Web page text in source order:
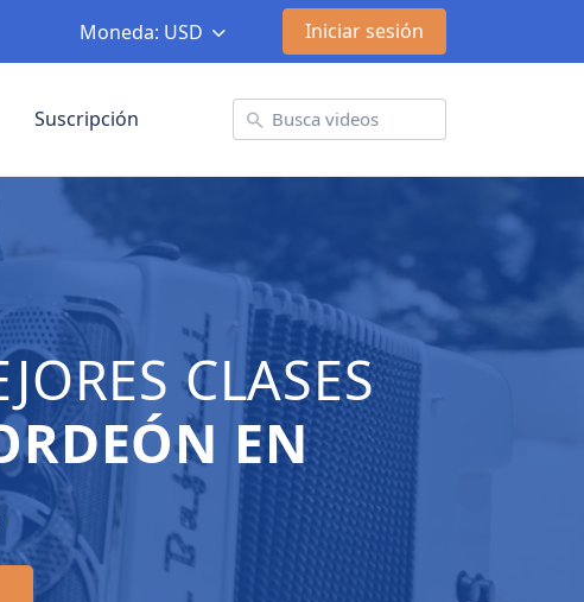
Moneda: USD Iniciar sesión
Suscripción
CLASES
EN